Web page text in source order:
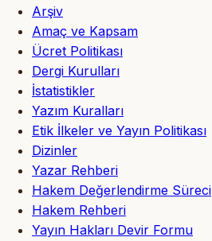
Arşiv
Amaç ve Kapsam
Ücret Politikası
Dergi Kurulları
İstatistikler
Yazım Kuralları
Etik İlkeler ve Yayın Politikası
Dizinler
Yazar Rehberi
Hakem Değerlendirme Süreci
Hakem Rehberi
Yayın Hakları Devir Formu